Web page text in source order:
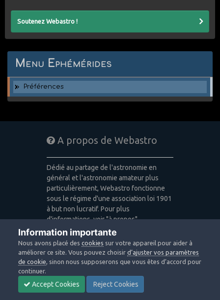
Soutenez Webastro !
Menu Ephémérides
Préférences
A propos de Webastro
Dédié au partage de l'astronomie en
général et l'astronomie amateur plus
particulièrement, Webastro fonctionne
sous le régime d'une association loi 1901
à but non lucratif. Pour plus
d'informations, voir "à propos".
Publicité: pas de publicité
Icons made byFreepik,Alessio Atzeni,
Pixel Buddha,Icon Pondfrom
www.flaticon.comis licensed by CC 3.0
BY
Design images: Courtesy NASA/JPL-
Information importante
Nous avons placé descookies sur votre appareil pour aider à
améliorer ce site. Vous pouvez choisird’ajuster vos paramètres
de cookie, sinon nous supposerons que vous êtes d’accord pour
continuer.
Accept Cookies Reject Cookies